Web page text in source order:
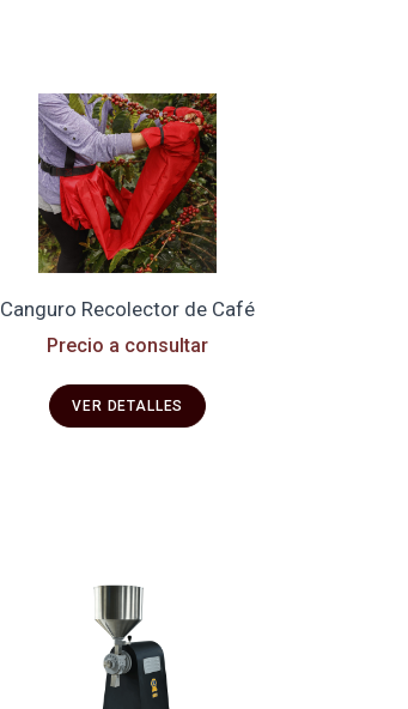
Canguro Recolector de Café
Precio a consultar
VER DETALLES